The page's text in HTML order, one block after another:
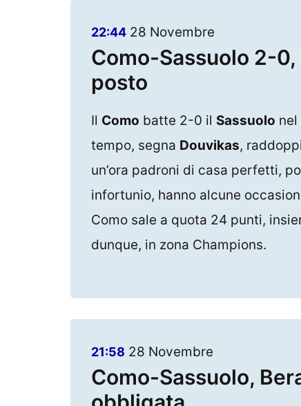
22:44 28 Novembre
Como-Sassuolo 2-
posto
Il Como batte 2-0 il Sassuolo
tempo, segna Douvikas,
un’ora padroni di casa perfetti,
infortunio, hanno alcune
Como sale a quota 24 punti,
dunque, in zona Champions.
21:58 28 Novembre
Como-Sassuolo,